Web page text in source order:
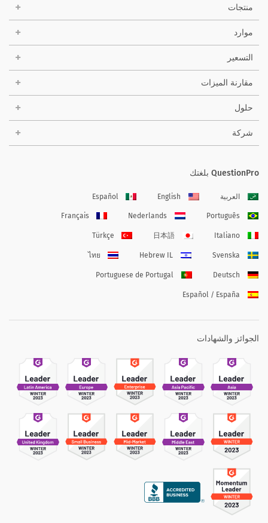
منتجات
موارد
التسعير
مقارنة الميزات
حلول
شركة
QuestionPro بلغتك
العربية English
Español
Português
Nederlands
Français
Italiano
日本語
Türkçe
Svenska
Hebrew IL
ไทย
Deutsch
Portuguese de Portugal
Español / España
الجوائز والشهادات